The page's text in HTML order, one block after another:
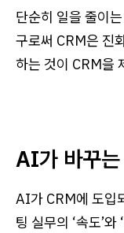
단순히 일을 줄이
구로써 CRM은 진
하는 것이 CRM을
AI가 바꾸
AI가 CRM에 도입
팅 실무의 ‘속도’